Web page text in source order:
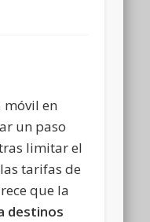
móvil en
un paso
limitar el
tarifas de
que la
destinos